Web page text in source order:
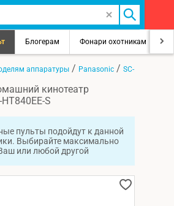
Блогерам Фонари охотникам
аппаратуры / Panasonic / SC-HT840EE-S
кинотеатр
S
пульты подойдут к данной
Выбирайте максимально
или любой другой